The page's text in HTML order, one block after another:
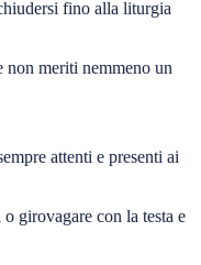
fino alla liturgia
non meriti nemmeno un
attenti e presenti ai
girovagare con la testa e